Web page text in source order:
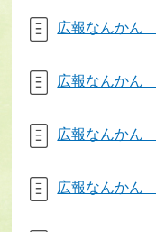
広報なんかん
広報なんかん
広報なんかん
広報なんかん